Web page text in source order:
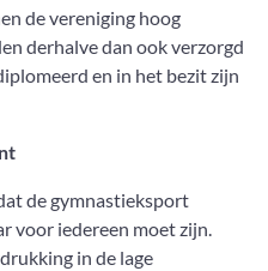
de vereniging hoog
derhalve dan ook verzorgd
en in het bezit zijn
de gymnastieksport
voor iedereen moet zijn.
in de lage